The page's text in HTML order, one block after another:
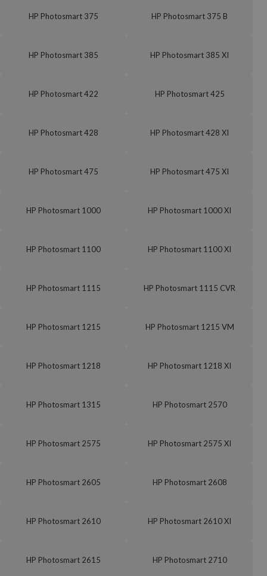
HP Photosmart 375 HP Photosmart 375 B
HP Photosmart 385 HP Photosmart 385 XI
HP Photosmart 422 HP Photosmart 425
HP Photosmart 428 HP Photosmart 428 XI
HP Photosmart 475 HP Photosmart 475 XI
HP Photosmart 1000 HP Photosmart 1000 XI
HP Photosmart 1100 HP Photosmart 1100 XI
HP Photosmart 1115 HP Photosmart 1115 CVR
HP Photosmart 1215 HP Photosmart 1215 VM
HP Photosmart 1218 HP Photosmart 1218 XI
HP Photosmart 1315 HP Photosmart 2570
HP Photosmart 2575 HP Photosmart 2575 XI
HP Photosmart 2605 HP Photosmart 2608
HP Photosmart 2610 HP Photosmart 2610 XI
HP Photosmart 2615 HP Photosmart 2710